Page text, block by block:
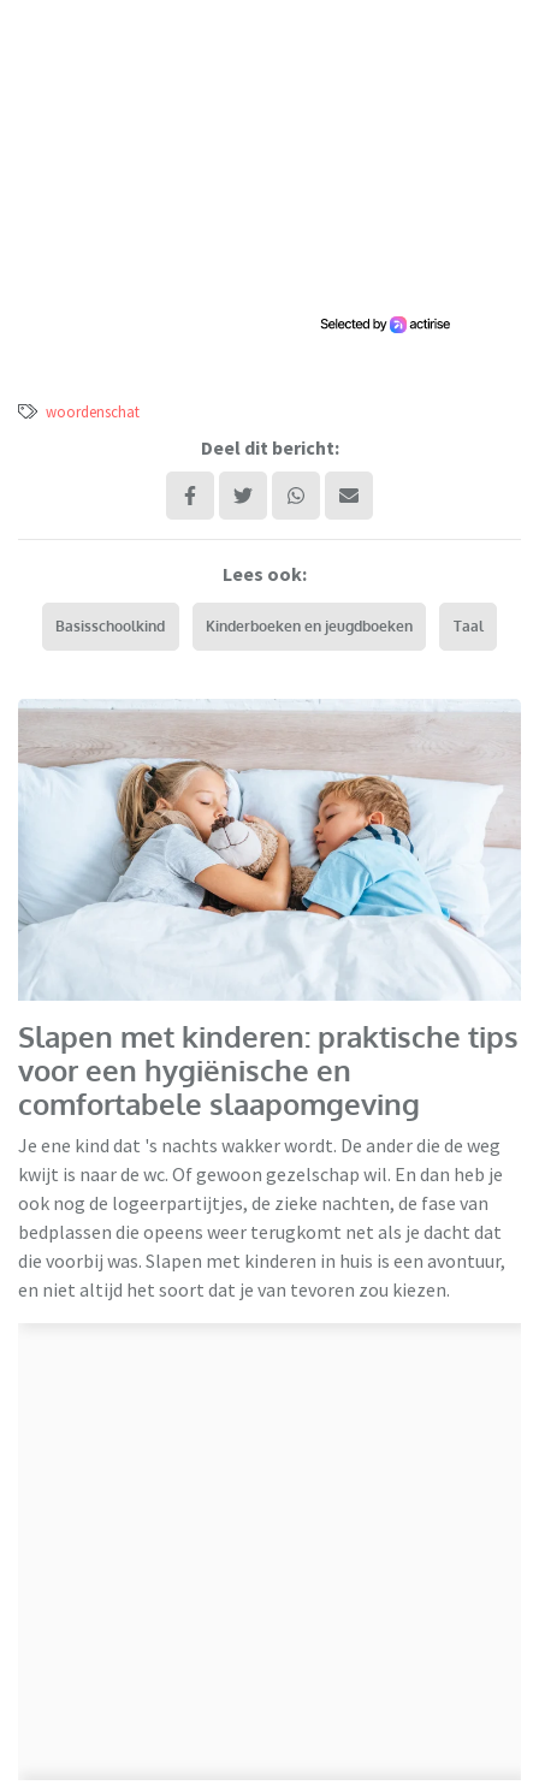
woordenschat
Deel dit bericht:
Lees ook:
Basisschoolkind Kinderboeken en jeugdboeken Taal
HBeds
Slapen met kinderen: praktische tips
voor een hygiënische en
comfortabele slaapomgeving
Je ene kind dat 's nachts wakker wordt. De ander die de weg
kwijt is naar de wc. Of gewoon gezelschap wil. En dan heb je
ook nog de logeerpartijtjes, de zieke nachten, de fase van
bedplassen die opeens weer terugkomt net als je dacht dat
die voorbij was. Slapen met kinderen in huis is een avontuur,
en niet altijd het soort dat je van tevoren zou kiezen.